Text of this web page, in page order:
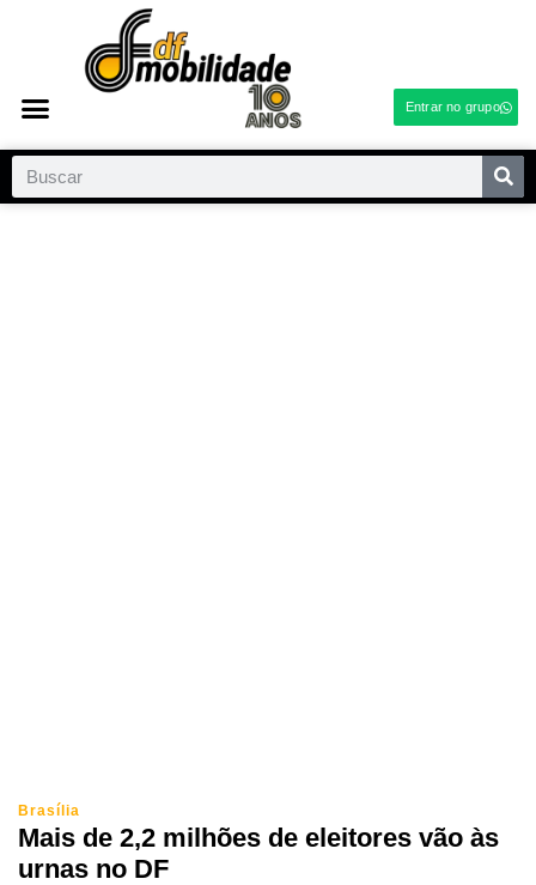
Entrar no grupo
Brasília
Mais de 2,2 milhões de eleitores vão às
urnas no DF